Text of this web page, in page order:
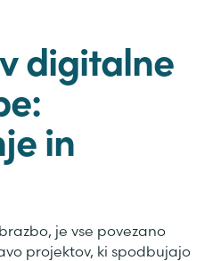
digitalne
in
je vse povezano
projektov, ki spodbujajo